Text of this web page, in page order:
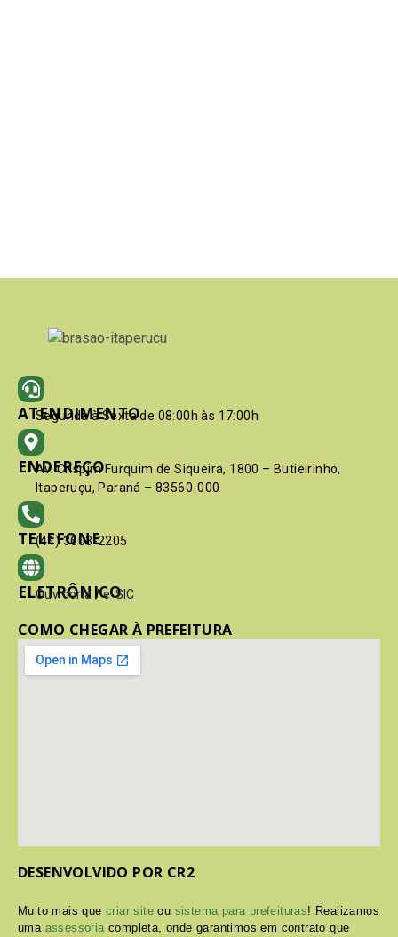
ATENDIMENTO
Segunda à Sexta de 08:00h às 17:00h
ENDEREÇO
Av. Crispim Furquim de Siqueira, 1800 – Butieirinho,
Itaperuçu, Paraná – 83560-000
TELEFONE
(41) 3603-2205
ELETRÔNICO
Ouvidoria / e-SIC
COMO CHEGAR À PREFEITURA
DESENVOLVIDO POR CR2
Muito mais quecriar site ou sistema para prefeituras! Realizamos
uma assessoria completa, onde garantimos em contrato que